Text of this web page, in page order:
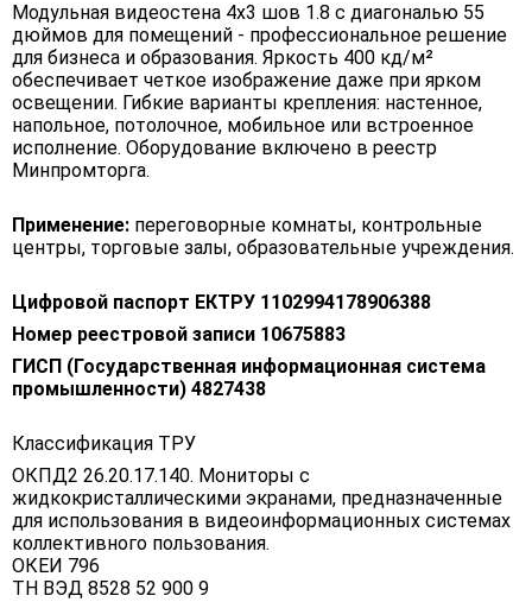
Модульная видеостена 4x3 шов 1.8 с диагональю 55
дюймов для помещений - профессиональное решение
для бизнеса и образования. Яркость 400 кд/м²
обеспечивает четкое изображение даже при ярком
освещении. Гибкие варианты крепления: настенное,
напольное, потолочное, мобильное или встроенное
исполнение. Оборудование включено в реестр
Минпромторга.
Применение: переговорные комнаты, контрольные
центры, торговые залы, образовательные учреждения.
Цифровой паспорт ЕКТРУ 1102994178906388
Номер реестровой записи 10675883
ГИСП (Государственная информационная система
промышленности) 4827438
Классификация ТРУ
ОКПД2 26.20.17.140. Мониторы с
жидкокристаллическими экранами, предназначенные
для использования в видеоинформационных системах
коллективного пользования.
ОКЕИ 796
ТН ВЭД 8528 52 900 9